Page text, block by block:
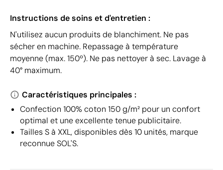
Instructions de soins et d'entretien :
N'utilisez aucun produits de blanchiment. Ne pas
sécher en machine. Repassage à température
moyenne (max. 150º). Ne pas nettoyer à sec. Lavage à
40° maximum.
Caractéristiques principales :
Confection 100% coton 150 g/m² pour un confort
optimal et une excellente tenue publicitaire.
Tailles S à XXL, disponibles dès 10 unités, marque
reconnue SOL'S.